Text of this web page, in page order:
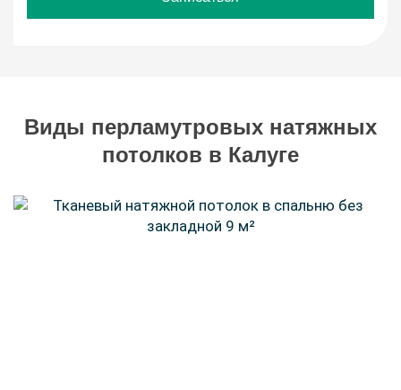
Виды перламутровых натяжных
потолков в Калуге